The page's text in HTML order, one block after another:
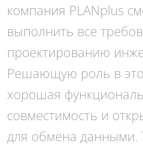
компания PLANplus
выполнить все
проектированию
Решающую роль в
хорошая
совместимость и
для обмена данными.